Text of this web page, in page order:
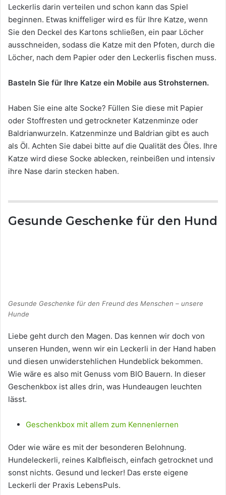
Leckerlis darin verteilen und schon kann das Spiel
beginnen. Etwas kniffeliger wird es für Ihre Katze, wenn
Sie den Deckel des Kartons schließen, ein paar Löcher
ausschneiden, sodass die Katze mit den Pfoten, durch die
Löcher, nach dem Papier oder den Leckerlis fischen muss.
Basteln Sie für Ihre Katze ein Mobile aus Strohsternen.
Haben Sie eine alte Socke? Füllen Sie diese mit Papier
oder Stoffresten und getrockneter Katzenminze oder
Baldrianwurzeln. Katzenminze und Baldrian gibt es auch
als Öl. Achten Sie dabei bitte auf die Qualität des Öles. Ihre
Katze wird diese Socke ablecken, reinbeißen und intensiv
ihre Nase darin stecken haben.
Gesunde Geschenke für den Hund
Gesunde Geschenke für den Freund des Menschen – unsere
Hunde
Liebe geht durch den Magen. Das kennen wir doch von
unseren Hunden, wenn wir ein Leckerli in der Hand haben
und diesen unwiderstehlichen Hundeblick bekommen.
Wie wäre es also mit Genuss vom BIO Bauern. In dieser
Geschenkbox ist alles drin, was Hundeaugen leuchten
lässt.
Geschenkbox mit allem zum Kennenlernen
Oder wie wäre es mit der besonderen Belohnung.
Hundeleckerli, reines Kalbfleisch, einfach getrocknet und
sonst nichts. Gesund und lecker! Das erste eigene
Leckerli der Praxis LebensPuls.